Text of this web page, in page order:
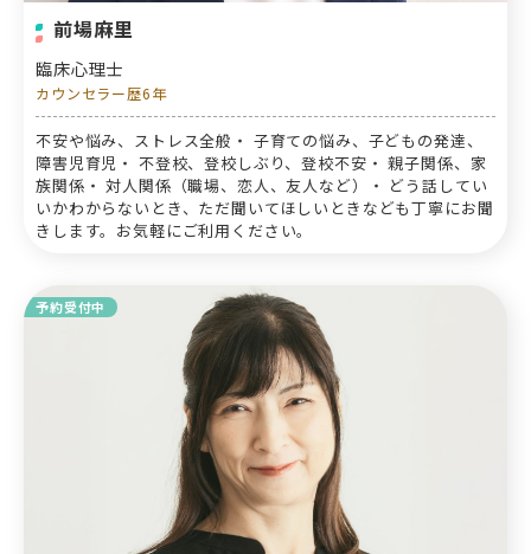
前場麻里
臨床心理士
カウンセラー歴6年
不安や悩み、ストレス全般・ 子育ての悩み、子どもの発達、
障害児育児・ 不登校、登校しぶり、登校不安・ 親子関係、家
族関係・ 対人関係（職場、恋人、友人など）・ どう話してい
いかわからないとき、ただ聞いてほしいときなども丁寧にお聞
きします。お気軽にご利用ください。
予約受付中